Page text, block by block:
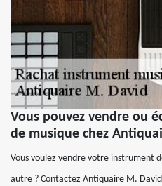
Vous pouvez vendre ou
de musique chez
Vous voulez vendre votre instrument
autre ? Contactez Antiquaire M.